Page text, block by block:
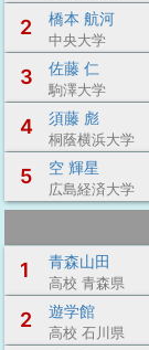
2 橋本 航河
中央大学
3 佐藤 仁
駒澤大学
4 須藤 彪
桐蔭横浜大学
5 空 輝星
広島経済大学
1
青森山田
高校 青森県
2 遊学館
高校 石川県